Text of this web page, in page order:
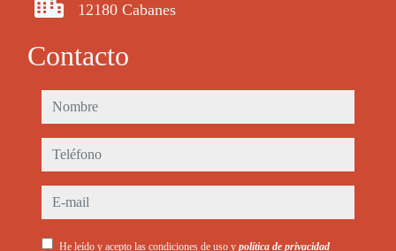
12180 Cabanes
Contacto
nombre
teléfono
e-mail
He leído y acepto las condiciones de uso y política de privacidad